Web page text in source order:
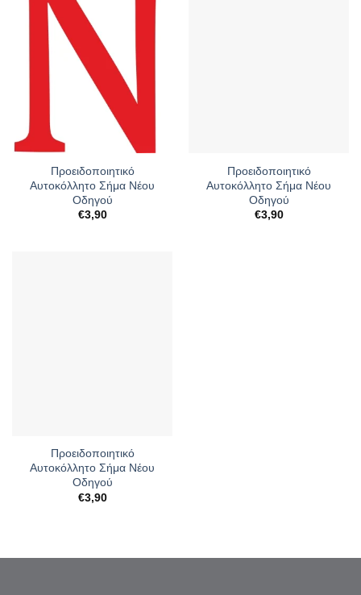
Προειδοποιητικό
Αυτοκόλλητο Σήμα Νέου
Οδηγού
€3,90
Προειδοποιητικό
Αυτοκόλλητο Σήμα Νέου
Οδηγού
€3,90
Προειδοποιητικό
Αυτοκόλλητο Σήμα Νέου
Οδηγού
€3,90